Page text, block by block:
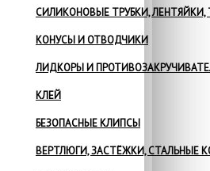
СИЛИКОНОВЫЕ ТРУБКИ,
КОНУСЫ И ОТВОДЧИКИ
ЛИДКОРЫ И
КЛЕЙ
БЕЗОПАСНЫЕ КЛИПСЫ
ВЕРТЛЮГИ, ЗАСТЁЖКИ, СТАЛЬНЫЕ